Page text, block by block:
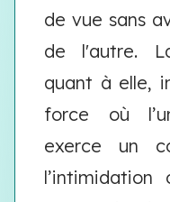
de vue sans
de l'autre.
quant à elle,
force où
exerce un